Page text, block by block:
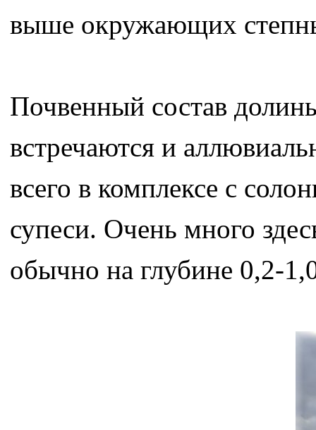
выше окружающих
Почвенный состав
встречаются и
всего в комплексе с
супеси. Очень много
обычно на глубине 0,2-